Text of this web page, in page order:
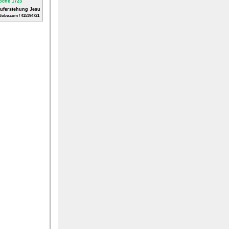
Jesu
/ 415394721